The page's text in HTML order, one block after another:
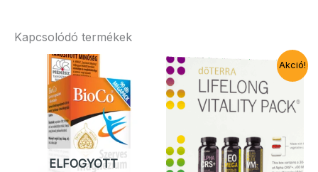
Kapcsolódó termékek
ELFOGYOTT
Akció!